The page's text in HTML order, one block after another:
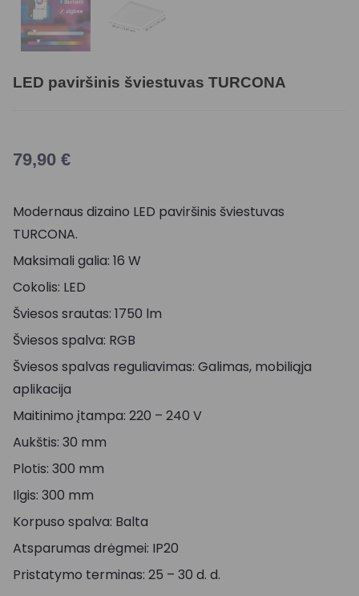
LED paviršinis šviestuvas TURCONA
79,90 €
Modernaus dizaino LED paviršinis šviestuvas
TURCONA.
Maksimali galia: 16 W
Cokolis: LED
Šviesos srautas: 1750 lm
Šviesos spalva: RGB
Šviesos spalvas reguliavimas: Galimas, mobiliąja
aplikacija
Maitinimo įtampa: 220 – 240 V
Aukštis: 30 mm
Plotis: 300 mm
Ilgis: 300 mm
Korpuso spalva: Balta
Atsparumas drėgmei: IP20
Pristatymo terminas: 25 – 30 d. d.